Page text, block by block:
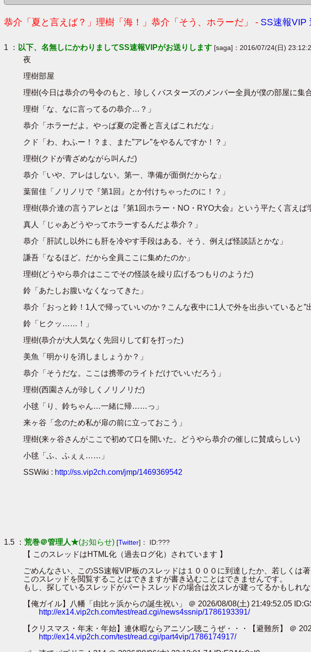
恭介「夏と言えば？」理樹「海！」恭介「そう、ホラーだ」 - SS速報VIP
1 ： 以下、名無しにかわりましてSS速報VIPがお送りします [saga]：2016/07/24(日)
夜
理樹部屋
理樹(今日は恭介の号令のもと、珍しくバスターズのメンバー全員が僕の部屋に集
理樹「な、なに言ってるの恭介…？」
恭介「ホラーだよ。やっぱ夏の定番と言えばこれだな」
クド「わ、わふー！？ま、また”アレ”をやるんですか！？」
理樹(クドが青ざめながら叫んだ)
恭介「いや、アレはしない。第一、準備が面倒だからな」
葉留佳「ノリノリで『第1回』とか付けちゃったのに！？」
理樹(恭介達の言うアレとは『第1回ホラー・NO・RYO大会』という平たく言えば
真人「じゃあどうやってホラーするんだよ恭介？」
恭介「肝試し以外にも肝を冷やす手段はある。そう、例えば怪談話とかな」
謙吾「なるほど。だから全員ここに集めたのか」
理樹(どうやら恭介はここでその怪談を繰り広げるつもりのようだ)
鈴「あたしお腹いなくなってきた」
恭介「おっと鈴！1人で帰っていいのか？こんな夜中に1人で外を出歩いていると”
鈴「ヒクッ……！」
理樹(恭介が大人気なく先回りして釘を打った)
美魚「明かりを消しましょうか？」
恭介「そうだな。ここは携帯のライトだけでいいだろう」
理樹(西園さんが珍しくノリノリだ)
小毬「り、鈴ちゃん…一緒に帰……っ」
来ヶ谷「念のため私が扉の前に立っておこう」
理樹(来ヶ谷さんがここで初めて口を開いた。どうやら恭介の催しに賛成らしい)
小毬「ふ、ふぇぇ……」
SSWiki : http://ss.vip2ch.com/jmp/1469369542
1.5 ： 荒巻＠管理人★(お知らせ) [Twitter]： ID:???
【 このスレッドはHTML化（過去ログ化）されています 】
ごめんなさい、このSS速報VIP板のスレッドは１０００に到達したか、若しくは
このスレッドを閲覧することはできますが書き込むことはできませんです。
もし、探しているスレッドがパートスレッドの場合は次スレが建ってるかもしれな
【俺ガイル】八幡「由比ヶ浜からの誕生祝い」 ＠ 2026/08/08(土) 21:49:52.05
http://ex14.vip2ch.com/test/read.cgi/news4ssnip/1786193391/
【クリスマス・年末・年始】連休暇ならアニソン聴こうぜ・・・【避難所】 ＠
http://ex14.vip2ch.com/test/read.cgi/part4vip/1786174917/